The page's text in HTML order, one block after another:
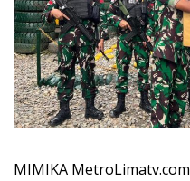
MIMIKA MetroLimatv.com